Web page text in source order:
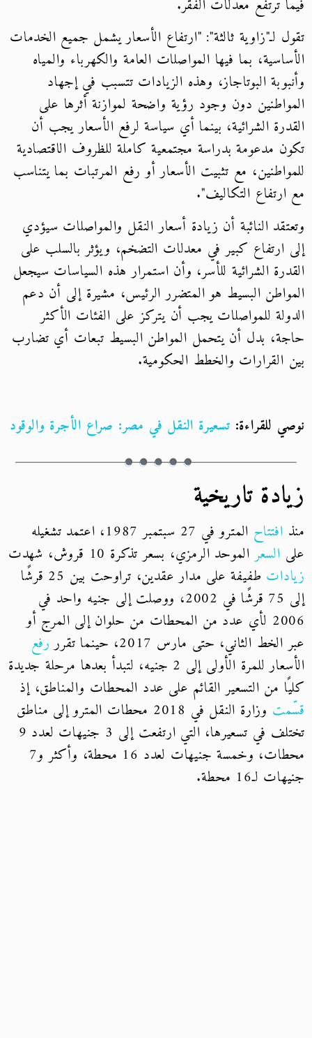
فيما ترتفع معدلات الفقر.
تقول لـ"زاوية ثالثة": "ارتفاع الأسعار يشمل جميع الخدمات
الأساسية، بما فيها المواصلات العامة والكهرباء والمياه
وأنبوبة البوتاجاز، وهذه الزيادات تتسبب في إجهاد
المواطنين دون وجود رؤية واضحة لموازنة أثرها على
القدرة الشرائية، بينما أي سياسة لرفع الأسعار يجب أن
تكون مدعومة بدراسة مجتمعية كاملة للظروف الاقتصادية
للمواطنين، مع تثبيت الأسعار أو رفع المرتبات بما يتناسب
مع ارتفاع التكاليف".
وتعتقد النائبة أن زيادة أسعار النقل والمواصلات سيؤدي
إلى ارتفاع كبير في معدلات التضخم، ويؤثر بالسلب على
القدرة الشرائية للأسر، وأن استمرار هذه السياسات سيجعل
المواطن البسيط هو المتضرر الرئيس، مشيرة إلى أن دعم
الدولة للمواصلات يجب أن يتركز على الفئات الأكثر
حاجة، بدل أن يتحمل المواطن البسيط تبعات أي تضارب
بين القرارات والخطط الحكومية.
نوصي للقراءة: تسعيرة النقل في مصر: صراع الأجرة والوقود
زيادة تاريخية
منذ افتتاح
المترو في 27 سبتمبر 1987، اعتمد تشغيله
على السعرالموحد الرمزي، بسعر تذكرة 10 قروش، شهدت
زيادات
طفيفة على مدار عقدين، تراوحت بين 25 قرشًا
إلى 75 قرشًا في 2002، ووصلت إلى جنيه واحد في
2006 لأي عدد من المحطات من حلوان إلى المرج أو
عبر الخط الثاني، حتى مارس 2017، حينما تقرر
رفع
الأسعار للمرة الأولى إلى 2 جنيه، لتبدأ بعدها مرحلة جديدة
كليًا من التسعير القائم على عدد المحطات والمناطق، إذ
قسّمت
وزارة النقل في 2018 محطات المترو إلى مناطق
تختلف في تسعيرها، التي ارتفعت إلى 3 جنيهات لعدد 9
محطات، وخمسة جنيهات لعدد 16 محطة، وأكثر و7
جنيهات لـ16 محطة.